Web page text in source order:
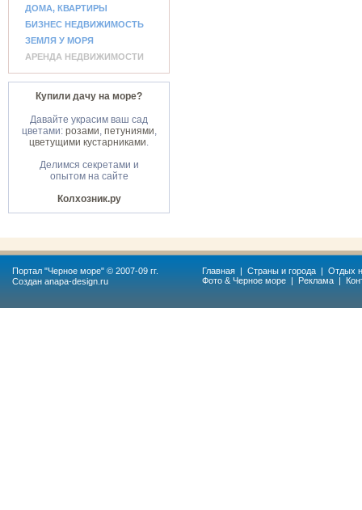
ДОМА, КВАРТИРЫ
БИЗНЕС НЕДВИЖИМОСТЬ
ЗЕМЛЯ У МОРЯ
АРЕНДА НЕДВИЖИМОСТИ
Купили дачу на море?
Давайте украсим ваш сад
цветами: розами, петуниями,
цветущими кустарниками.
Делимся секретами и
опытом на сайте
Колхозник.ру
Портал "Черное море" © 2007-09 гг.
Создан anapa-design.ru
Главная | Страны и города | Отдых
Фото & Черное море | Реклама |